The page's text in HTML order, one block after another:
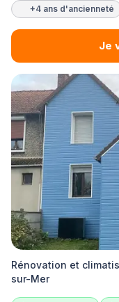
+4 ans d'ancienneté
Je
Rénovation et
sur-Mer